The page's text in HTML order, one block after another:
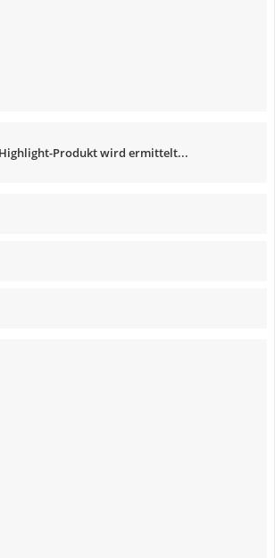
Produkt wird ermittelt...